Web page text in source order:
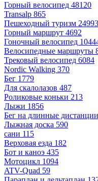
Горный велосипед 48120
Transalp 865
Пешеходный туризм 24993
Горный маршрут 4692
Гоночный велосипед
Велосипедные маршруты
Трековый велосипед 6084
Nordic Walking 370
Бег 1779
Для скалолазов 487
Роликовые коньки 213
Лыжи 1856
Бег на длинные дистанции
Лыжная доска 590
сани 115
Верховая езда 182
Бот и каноэ 435
Мотоцикл 1094
ATV-Quad 59